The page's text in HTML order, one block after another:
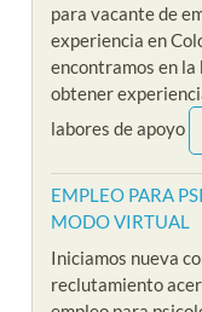
para vacante de
experiencia en
encontramos en la
obtener
labores de apoyo
EMPLEO PARA
MODO VIRTUAL
Iniciamos nueva
reclutamiento